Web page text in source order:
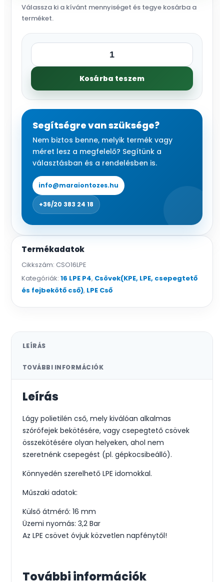
Válassza ki a kívánt mennyiséget és tegye kosárba a
terméket.
LPE
cső
16
P4
mezőgazdasági
mennyiség
Kosárba teszem
Segítségre van szüksége?
Nem biztos benne, melyik termék vagy
méret lesz a megfelelő? Segítünk a
választásban és a rendelésben is.
info@maraiontozes.hu
+36/20 383 24 18
Termékadatok
Cikkszám: CSO16LPE
Kategóriák: 16 LPE P4, Csövek(KPE, LPE, csepegtető
és fejbekötő cső), LPE Cső
LEÍRÁS
TOVÁBBI INFORMÁCIÓK
Leírás
Lágy polietilén cső, mely kiválóan alkalmas
szórófejek bekötésére, vagy csepegtető csövek
összekötésére olyan helyeken, ahol nem
szeretnénk csepegést (pl. gépkocsibeálló).
Könnyedén szerelhető LPE idomokkal.
Műszaki adatok:
Külső átmérő: 16 mm
Üzemi nyomás: 3,2 Bar
Az LPE csövet óvjuk közvetlen napfénytől!
További információk